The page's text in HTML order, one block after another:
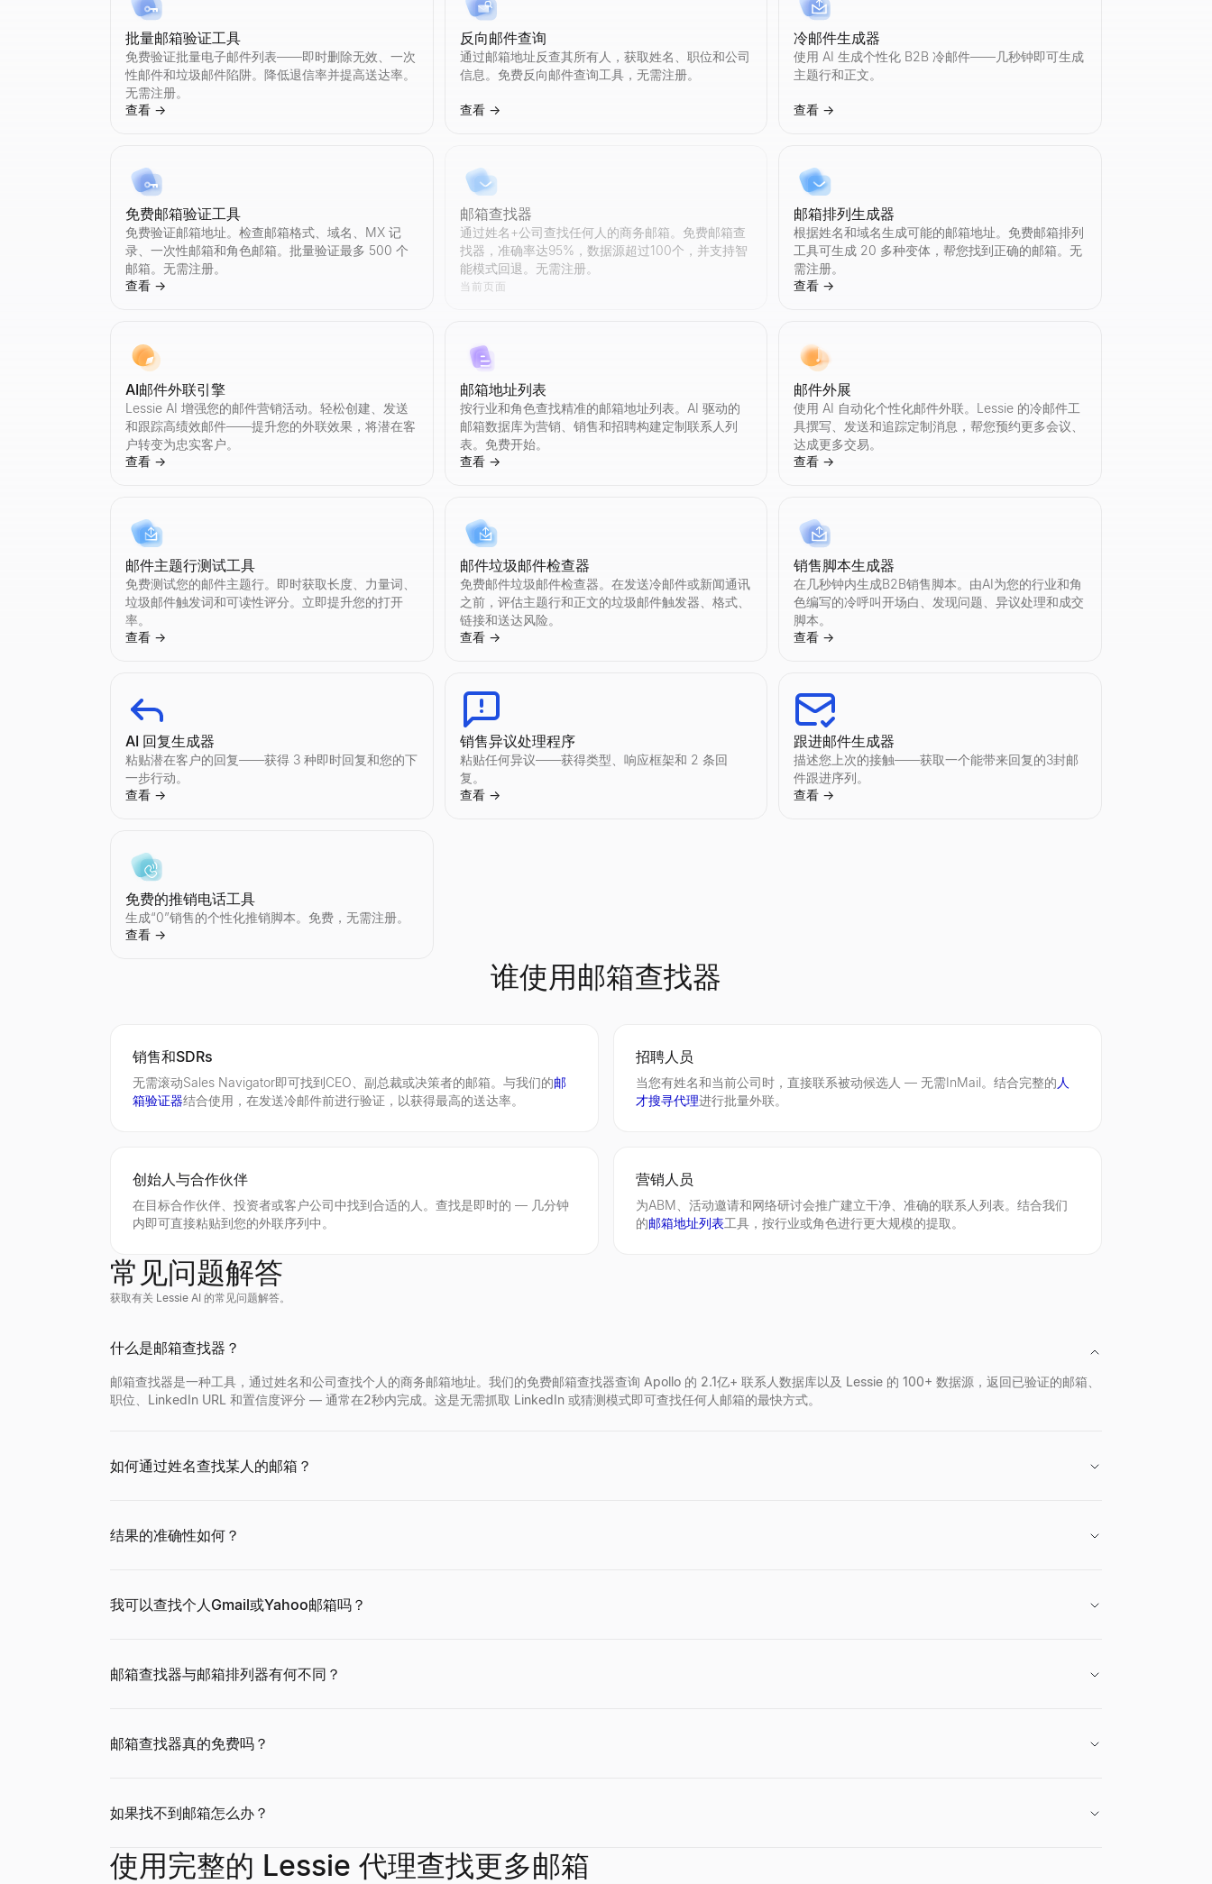
Instagram 假粉检测
即时检测 Instagram 假粉丝。我们的免费工具分析互动率、粉丝质量和可信度评分，识别机器人账号。无需注册。
查看→
Instagram 粉丝数查询
查看任意 Instagram 账号的实时粉丝数和档案统计。查看粉丝、关注、帖子、互动率等。免费，无需注册。
Instagram 互动率计算器
Instagram 审计
即时审计任意 Instagram 账号。获取互动率、平均点赞数、评论数、粉丝数和完整档案统计。免费，无需注册。
查看→
Instagram 报价计算器
估算 Instagram 网红每条赞助帖子的定价。分析互动率、受众质量和粉丝数，获取准确的报价估算。免费，无需注册。
查看→
按国家和领域发现 Instagram 网红。按行业、地区和互动数据筛选创作者。免费 Instagram 创作者发现工具 — 无需注册。
查看
→
TikTok 假粉检测
即时检测 TikTok 假粉丝。我们的免费工具分析互动率、粉丝质量和可信度评分，识别机器人账号。无需注册。
查看→
TikTok 粉丝数查询
查看任意 TikTok 账号的实时粉丝数和个人资料统计。查看粉丝、关注、点赞、视频、互动率等数据。免费，无需注册。
TikTok 互动率计算器
TikTok 审计
即时审计任意 TikTok 账号。获取互动率、平均点赞数、播放量、粉丝数和完整的个人资料统计。免费，无需注册。
查看→
查找 TikTok 创作者
按国家和领域发现 TikTok 网红。按行业、地区和互动数据筛选创作者。免费 TikTok 创作者发现工具 — 无需注册。
查看→
并排比较任意两位 TikTok 网红 — 互动率、粉丝数、平均点赞数、播放量、分享数和受众画像。免费，无需注册。
查看
→
YouTube 粉丝数查询
查看任意 YouTube 频道的实时订阅者数和频道统计。查看订阅者、总播放量、视频数、互动率等。免费，无需注册。
查看→
YouTube 假粉检测
即时检测 YouTube 假订阅者。我们的免费工具分析互动率、订阅者质量和可信度评分，识别机器人账号。无需注册。
YouTube 互动率计算器
YouTube 审计
即时审计任意 YouTube 频道。获取互动率、平均播放量、点赞数、订阅者数和完整频道统计。免费，无需注册。
查看→
查找 YouTube 创作者
按国家和领域发现 YouTube 网红。按行业、地区和互动数据筛选创作者。免费 YouTube 创作者发现工具 — 无需注册。
查看→
并排比较任意两位 YouTube 网红 — 互动率、订阅者数、平均点赞数、播放量和受众画像。免费，无需注册。
查看
→
X 资料查看器
匿名查看公开的 X（Twitter）资料 —— 无需登录。浏览任何公开账号的简介、粉丝数和最近动态。
查看→
Twitter个人资料搜索
通过上传相似图片或描述头像来搜索 Twitter/X 账号。我们的 AI 工具通过头像相似度即时匹配 Twitter 档案。搜索 1000 万+ 档案。免费使用。
Twitter/X 粉丝数查询
Twitter/X 互动率计算器
即时计算任意 Twitter/X 账号的互动率。免费获取平均点赞数、播放量、转发数和互动数据。无需注册。
查看→
Twitter/X 审计
即时审计任意 Twitter/X 账号。获取互动率、平均点赞数、转发数、粉丝数和完整档案统计。免费，无需注册。
查看→
按国家和领域发现 Twitter/X 网红。按行业、地区和互动数据筛选创作者。免费 Twitter 创作者发现工具 — 无需注册。
查看
→
LinkedIn 潜在客户资格鉴定器
粘贴 LinkedIn 帖子——查看作者是否是买家并获得个性化回复。
查看→
LinkedIn 档案提取器
即时提取 LinkedIn 档案。免费在线工具，导出姓名、邮箱、职位和公司数据。无需登录。
领英文本格式化工具
领英帖子预览
免费领英帖子预览工具。准确查看你的帖子在桌面和移动设备上的显示效果，“…查看更多”的截断位置，以及你的引人注目之处是否保留。无需登录。
查看→
领英简介生成器
免费 AI 领英简介生成器。输入你的职位和技能，几秒钟内即可获得3个精美的第一人称“关于”部分。招聘人员就绪，无需登录，复制粘贴。
查看→
批量邮箱验证工具
免费验证批量电子邮件列表——即时删除无效、一次
性邮件和垃圾邮件陷阱。降低退信率并提高送达率。
无需注册。
查看 →
反向邮件查询
通过邮箱地址反查其所有人，获取姓名、职位和公司
信息。免费反向邮件查询工具，无需注册。
查看→
冷邮件生成器
使用 AI 生成个性化 B2B 冷邮件——几秒钟即可生成
主题行和正文。
查看 →
免费邮箱验证工具
免费验证邮箱地址。检查邮箱格式、域名、MX 记
录、一次性邮箱和角色邮箱。批量验证最多 500 个
邮箱。无需注册。
查看 →
邮箱查找器
通过姓名+公司查找任何人的商务邮箱。免费邮箱查
找器，准确率达95%，数据源超过100个，并支持智
能模式回退。无需注册。
当前页面
邮箱排列生成器
根据姓名和域名生成可能的邮箱地址。免费邮箱排列
工具可生成 20 多种变体，帮您找到正确的邮箱。无
需注册。
查看 →
AI邮件外联引擎
Lessie AI 增强您的邮件营销活动。轻松创建、发送
和跟踪高绩效邮件——提升您的外联效果，将潜在客
户转变为忠实客户。
查看 →
邮箱地址列表
按行业和角色查找精准的邮箱地址列表。AI 驱动的
邮箱数据库为营销、销售和招聘构建定制联系人列
表。免费开始。
查看→
邮件外展
使用 AI 自动化个性化邮件外联。Lessie 的冷邮件工
具撰写、发送和追踪定制消息，帮您预约更多会议、
达成更多交易。
查看 →
邮件主题行测试工具
免费测试您的邮件主题行。即时获取长度、力量词、
垃圾邮件触发词和可读性评分。立即提升您的打开
率。
查看 →
邮件垃圾邮件检查器
免费邮件垃圾邮件检查器。在发送冷邮件或新闻通讯
之前，评估主题行和正文的垃圾邮件触发器、格式、
链接和送达风险。
查看→
销售脚本生成器
在几秒钟内生成B2B销售脚本。由AI为您的行业和角
色编写的冷呼叫开场白、发现问题、异议处理和成交
脚本。
查看 →
AI 回复生成器
粘贴潜在客户的回复——获得 3 种即时回复和您的下
一步行动。
查看 →
销售异议处理程序
粘贴任何异议——获得类型、响应框架和 2 条回
复。
查看→
跟进邮件生成器
描述您上次的接触——获取一个能带来回复的3封邮
件跟进序列。
查看 →
免费的推销电话工具
生成“0”销售的个性化推销脚本。免费，无需注册。
查看 →
查看 →
查找全球任意公司的所有办公地点。发现总部、分公司、仓库和研发中心，来自多个数据源。免费，无需注册。
查看 →
购买信号雷达
追踪最近获得融资并处于购买模式的B2B公司——按融资阶段、行业和规模筛选。
职位信号解码器
ICP 信号策略手册生成器
输入域名——获取实时购买信号评分、其背后的信号以及如何进行外联。
查看 →
使用我们的免费ATS检查器即时为您的简历评分。获取关于关键词、格式和ATS兼容性的详细反馈。无需登录。
查看 →
简历生成器
免费的 AI 驱动简历生成器。通过智能建议、专业模板和即时 PDF 下载创建 ATS 友好的简历。无需注册。
职位描述生成器
录用通知书生成器
根据职位描述、资历和部门，在几秒钟内生成标准、市场认可的职位名称建议。
查看 →
输入Facebook姓名、用户名或个人资料URL，即时查看公开个人资料数据——姓名、照片、关注者数量、简介、工作和教育背景。免费，无需登录。
查看 →
免费 AI 头像生成器
免费生成专业 AI 头像照。无需注册。适合 LinkedIn、简历和商务档案。立即试用我们的免费 AI 头像生成器。
增长率计算器
网站技术栈检测器
使用自下而上和自上而下的方法计算 TAM、SAM 和 SOM。面向创业者和咨询师的免费市场规模计算器。
谁使用邮箱查找器
销售和SDRs
无需滚动Sales Navigator即可找到CEO、副总裁或决策者的邮箱。与我们的邮
箱验证器结合使用，在发送冷邮件前进行验证，以获得最高的送达率。
招聘人员
当您有姓名和当前公司时，直接联系被动候选人 — 无需InMail。结合完整的 人
才搜寻代理进行批量外联。
创始人与合作伙伴
在目标合作伙伴、投资者或客户公司中找到合适的人。查找是即时的 — 几分钟
内即可直接粘贴到您的外联序列中。
营销人员
为ABM、活动邀请和网络研讨会推广建立干净、准确的联系人列表。结合我们
的邮箱地址列表工具，按行业或角色进行更大规模的提取。
常见问题解答
获取有关 Lessie AI 的常见问题解答。
什么是邮箱查找器？
邮箱查找器是一种工具，通过姓名和公司查找个人的商务邮箱地址。我们的免费邮箱查找器查询 Apollo 的 2.1亿+ 联系人数据库以及 Lessie 的 100+ 数据源，返回已验证的邮箱、
职位、LinkedIn URL 和置信度评分 — 通常在2秒内完成。这是无需抓取 LinkedIn 或猜测模式即可查找任何人邮箱的最快方式。
如何通过姓名查找某人的邮箱？
结果的准确性如何？
我可以查找个人Gmail或Yahoo邮箱吗？
邮箱查找器与邮箱排列器有何不同？
邮箱查找器真的免费吗？
如果找不到邮箱怎么办？
使用完整的 Lessie 代理查找更多邮箱